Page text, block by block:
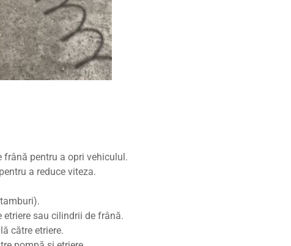
frână pentru a opri vehiculul.
a reduce viteza.
sau cilindrii de frână.
către etriere.